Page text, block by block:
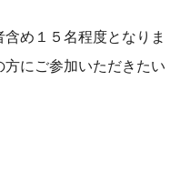
め１５名程度となりま
にご参加いただきたい